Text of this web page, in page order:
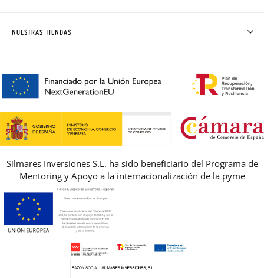
AVISO LEGAL, PRIVACIDAD Y COOKIES
REBAJAS
PREGUNTAS FRECUENTES
NUESTRAS TIENDAS
Silmares Inversiones S.L. ha sido beneficiario del Programa de
Mentoring y Apoyo a la internacionalización de la pyme